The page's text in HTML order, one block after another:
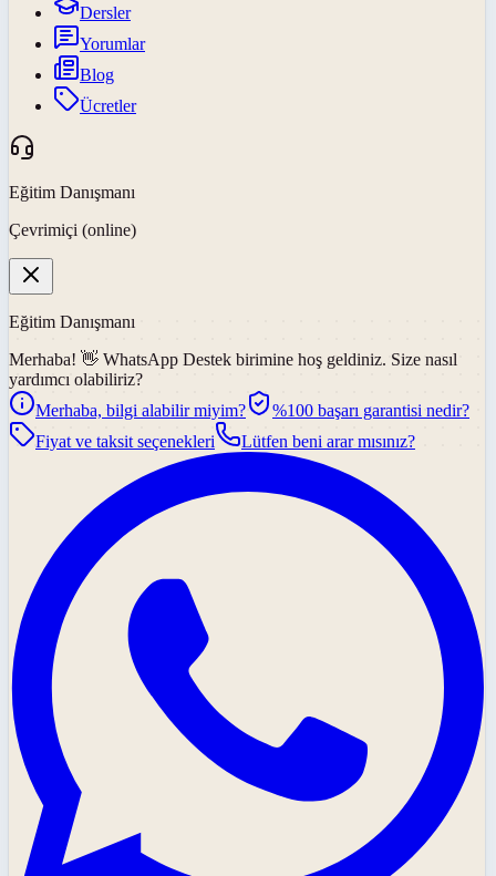
Dersler
Yorumlar
Blog
Ücretler
Eğitim Danışmanı
Çevrimiçi (online)
Eğitim Danışmanı
Merhaba! 👋 WhatsApp Destek birimine hoş geldiniz. Size nasıl
yardımcı olabiliriz?
Merhaba, bilgi alabilir miyim?
%100 başarı garantisi nedir?
Fiyat ve taksit seçenekleri
Lütfen beni arar mısınız?